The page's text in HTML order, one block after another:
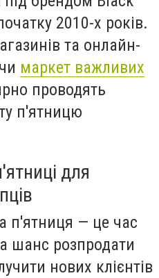
2010-х років.
та онлайн-
маркет важливих
проводять
п'ятницю
для
п'ятниця — це час
шанс розпродати
нових клієнтів